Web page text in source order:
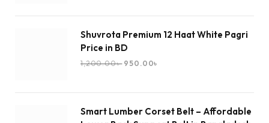
Shuvrota Premium 12 Haat White Pagri
Price in BD
1,200.00৳ 950.00৳
Smart Lumber Corset Belt – Affordable